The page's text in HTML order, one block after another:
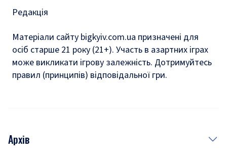
Редакція
Матеріали сайту bigkyiv.com.ua призначені для
осіб старше 21 року (21+). Участь в азартних іграх
може викликати ігрову залежність. Дотримуйтесь
правил (принципів) відповідальної гри.
Архів